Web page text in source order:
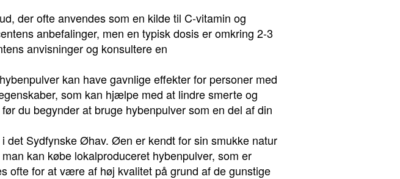
der ofte anvendes som en kilde til C-vitamin og
anbefalinger, men en typisk dosis er omkring 2-3
anvisninger og konsultere en
kan have gavnlige effekter for personer med
som kan hjælpe med at lindre smerte og
du begynder at bruge hybenpulver som en del af din
det Sydfynske Øhav. Øen er kendt for sin smukke natur
kan købe lokalproduceret hybenpulver, som er
ofte for at være af høj kvalitet på grund af de gunstige